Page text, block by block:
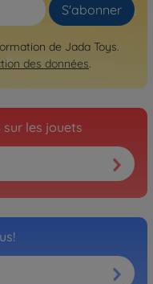
S'abonner
de Jada Toys.
des données.
les jouets